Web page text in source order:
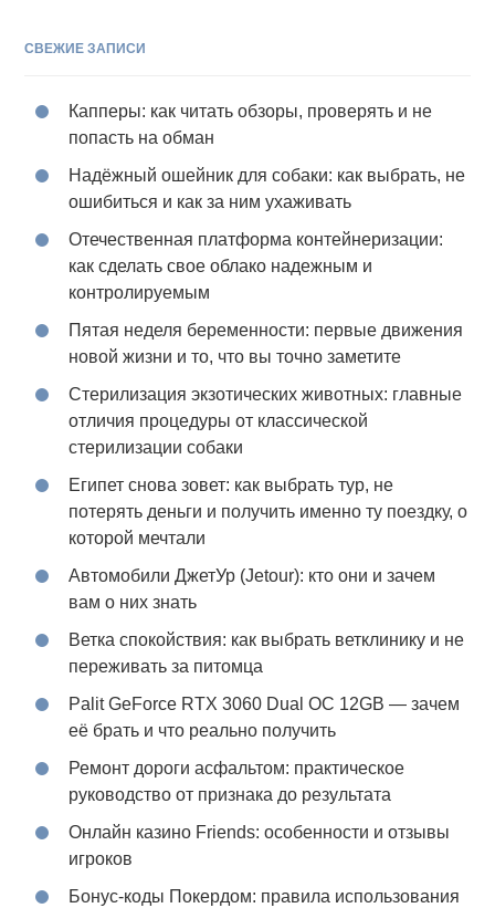
СВЕЖИЕ ЗАПИСИ
Капперы: как читать обзоры, проверять и не
попасть на обман
Надёжный ошейник для собаки: как выбрать, не
ошибиться и как за ним ухаживать
Отечественная платформа контейнеризации:
как сделать свое облако надежным и
контролируемым
Пятая неделя беременности: первые движения
новой жизни и то, что вы точно заметите
Стерилизация экзотических животных: главные
отличия процедуры от классической
стерилизации собаки
Египет снова зовет: как выбрать тур, не
потерять деньги и получить именно ту поездку, о
которой мечтали
Автомобили ДжетУр (Jetour): кто они и зачем
вам о них знать
Ветка спокойствия: как выбрать ветклинику и не
переживать за питомца
Palit GeForce RTX 3060 Dual OC 12GB — зачем
её брать и что реально получить
Ремонт дороги асфальтом: практическое
руководство от признака до результата
Онлайн казино Friends: особенности и отзывы
игроков
Бонус-коды Покердом: правила использования